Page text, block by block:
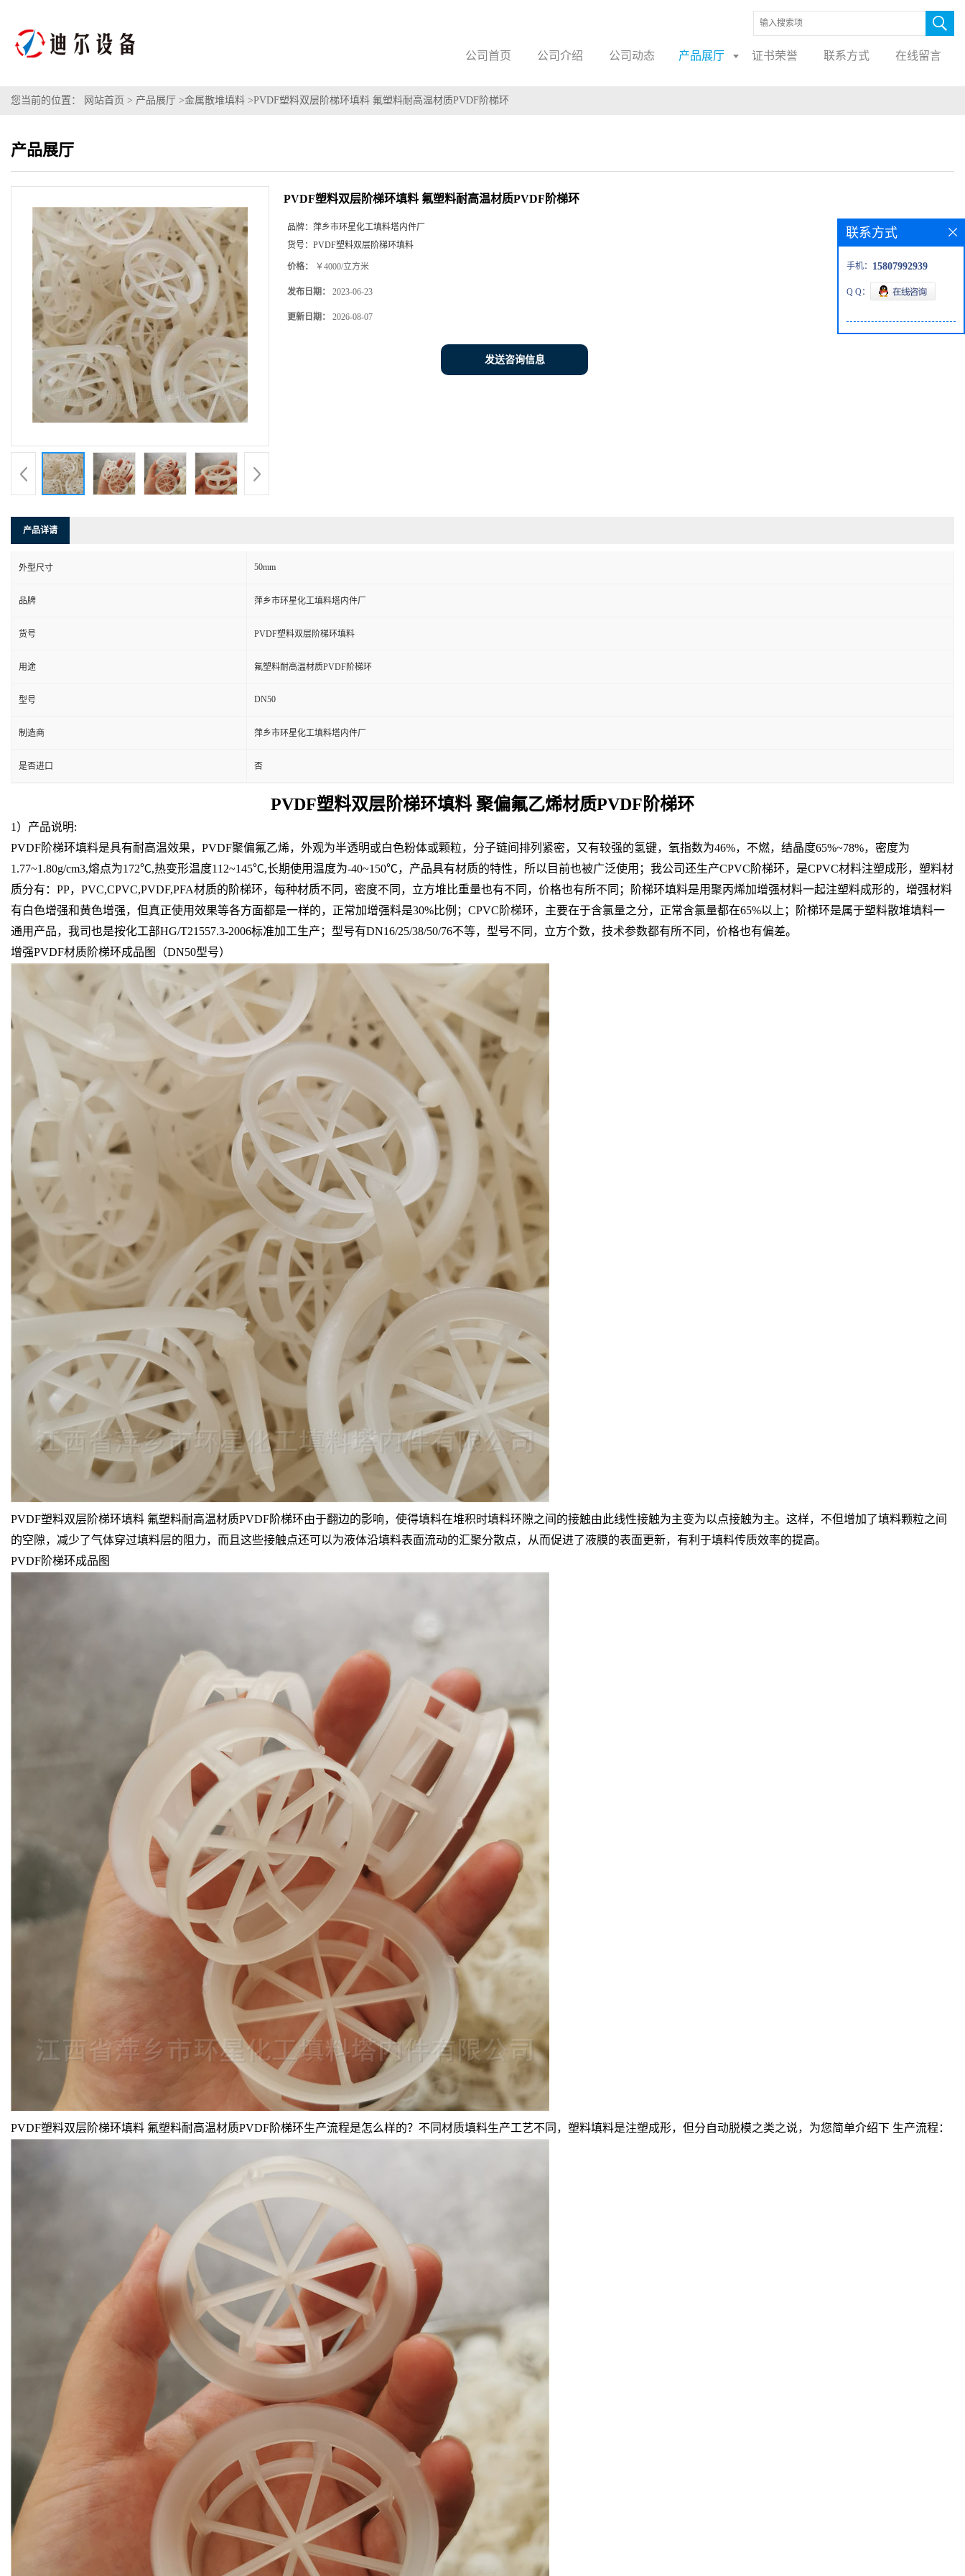
公司首页 公司介绍 公司动态 产品展厅 证书荣誉 联系方式 在线留言
您当前的位置： 网站首页 > 产品展厅 >金属散堆填料 >PVDF塑料双层阶梯环填料 氟塑料耐高温材质PVDF阶梯环
产品展厅
PVDF塑料双层阶梯环填料 氟塑料耐高温材质PVDF阶梯环
品牌： 萍乡市环星化工填料塔内件厂
货号： PVDF塑料双层阶梯环填料
价格： ￥4000/立方米
发布日期： 2023-06-23
更新日期： 2026-08-07
发送咨询信息
产品详请
外型尺寸 50mm
品牌 萍乡市环星化工填料塔内件厂
货号 PVDF塑料双层阶梯环填料
用途 氟塑料耐高温材质PVDF阶梯环
型号 DN50
制造商 萍乡市环星化工填料塔内件厂
是否进口 否
PVDF塑料双层阶梯环填料 聚偏氟乙烯材质PVDF阶梯环
1）产品说明:
PVDF阶梯环填料是具有耐高温效果，PVDF聚偏氟乙烯，外观为半透明或白色粉体或颗粒，分子链间排列紧密，又有较强的氢键，氧指数为46%，不燃，结晶度65%~78%，密度为
1.77~1.80g/cm3,熔点为172℃,热变形温度112~145℃,长期使用温度为-40~150℃，产品具有材质的特性，所以目前也被广泛使用；我公司还生产CPVC阶梯环，是CPVC材料注塑成形，塑料材
质分有：PP，PVC,CPVC,PVDF,PFA材质的阶梯环，每种材质不同，密度不同，立方堆比重量也有不同，价格也有所不同；阶梯环填料是用聚丙烯加增强材料一起注塑料成形的，增强材料
有白色增强和黄色增强，但真正使用效果等各方面都是一样的，正常加增强料是30%比例；CPVC阶梯环，主要在于含氯量之分，正常含氯量都在65%以上；阶梯环是属于塑料散堆填料一
通用产品，我司也是按化工部HG/T21557.3-2006标准加工生产；型号有DN16/25/38/50/76不等，型号不同，立方个数，技术参数都有所不同，价格也有偏差。
增强PVDF材质阶梯环成品图（DN50型号）
PVDF塑料双层阶梯环填料 氟塑料耐高温材质PVDF阶梯环由于翻边的影响，使得填料在堆积时填料环隙之间的接触由此线性接触为主变为以点接触为主。这样，不但增加了填料颗粒之间
的空隙，减少了气体穿过填料层的阻力，而且这些接触点还可以为液体沿填料表面流动的汇聚分散点，从而促进了液膜的表面更新，有利于填料传质效率的提高。
PVDF阶梯环成品图
PVDF塑料双层阶梯环填料 氟塑料耐高温材质PVDF阶梯环生产流程是怎么样的？不同材质填料生产工艺不同，塑料填料是注塑成形，但分自动脱模之类之说，为您简单介绍下 生产流程：
联系方式
手机： 15807992939
Q Q：